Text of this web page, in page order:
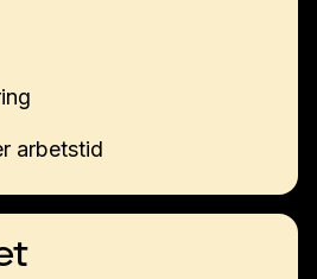
arbetstid